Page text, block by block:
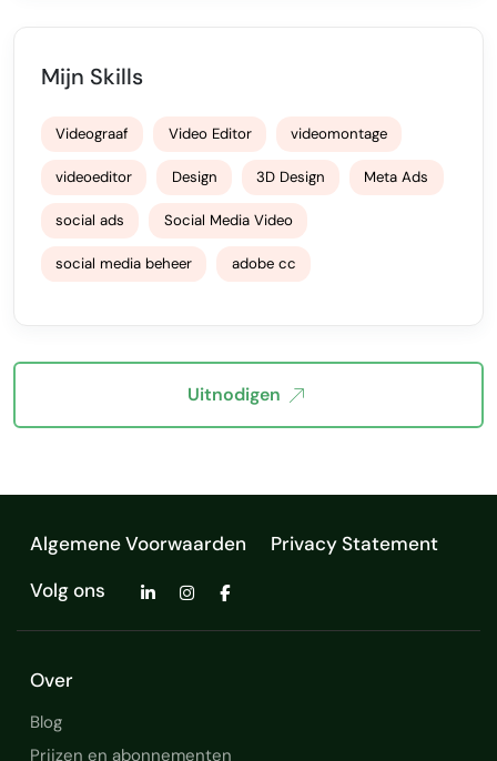
Mijn Skills
Videograaf Video Editor videomontage
videoeditor Design 3D Design Meta Ads
social ads Social Media Video
social media beheer adobe cc
Uitnodigen
Algemene Voorwaarden
Privacy Statement
Volg ons
Over
Blog
Prijzen en abonnementen